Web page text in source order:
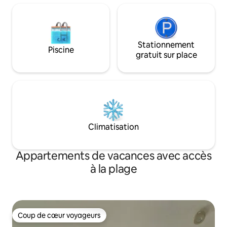
Piscine
Stationnement
gratuit sur place
Climatisation
Appartements de vacances avec accès
à la plage
Coup de cœur voyageurs
Coup de cœur voyageurs